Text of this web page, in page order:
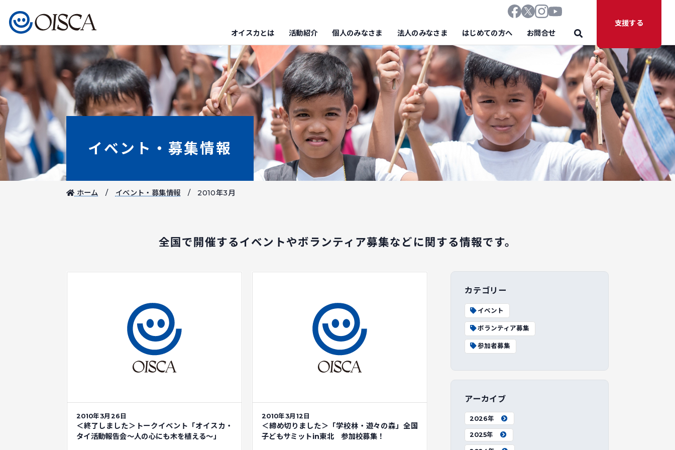
オイスカとは 活動紹介 個人のみなさま 法人のみなさま はじめての方へ お問合せ
支援する
イベント・募集情報
ホーム イベント・募集情報 2010年3月
全国で開催するイベントやボランティア募集などに関する情報です。
2010年3月26日
＜終了しました＞トークイベント「オイスカ・
タイ活動報告会～人の心にも木を植える～」
2010年3月12日
＜締め切りました＞「学校林・遊々の森」全国
子どもサミットin東北 参加校募集！
カテゴリー
イベント
ボランティア募集
参加者募集
アーカイブ
2026年
2025年